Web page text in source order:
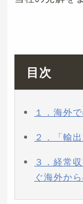
目次
１．海外
２．「輸
３．経常
ぐ海外か